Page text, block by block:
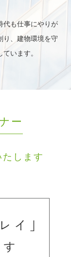
代も仕事にやりが
り、建物環境を守
います。
ー
します